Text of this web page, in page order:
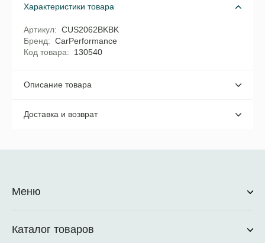
Характеристики товара
Артикул
CUS2062BKBK
Бренд
CarPerformance
Код товара
130540
Описание товара
Доставка и возврат
Меню
Каталог товаров